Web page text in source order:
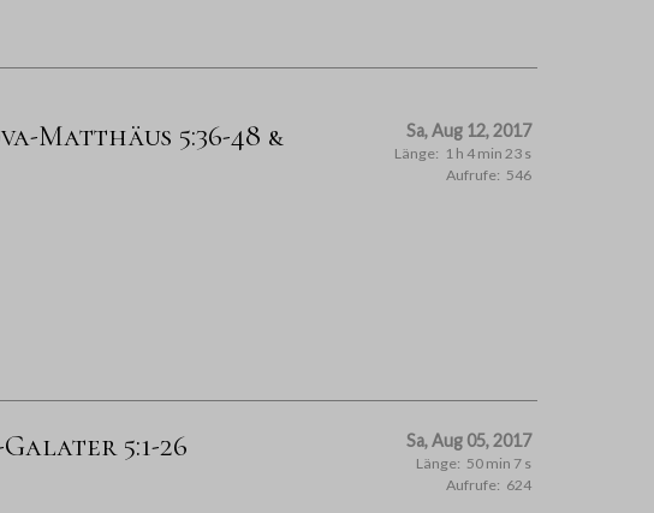
Sa, Aug 12, 2017
Länge: 1 h 4 min 23 s
Aufrufe: 546
Matthäus 5:36-48 &
Sa, Aug 05, 2017
Länge: 50 min 7 s
Aufrufe: 624
5:1-26